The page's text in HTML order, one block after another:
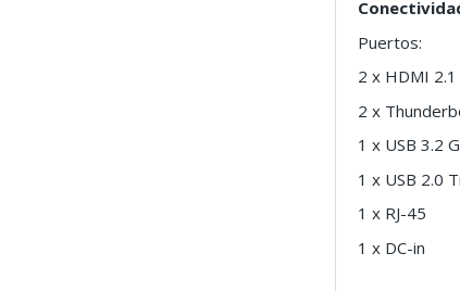
Puertos:
2 x HDMI 2.1
2 x
1 x USB 3.2
1 x USB 2.0
1 x RJ-45
1 x DC-in